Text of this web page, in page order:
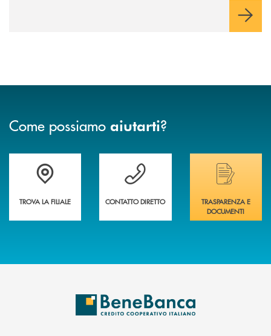
Come possiamo aiutarti?
Trova la filiale più vicina a te&nbsp;
TROVA LA FILIALE
Hai bisogno di assistenza immediata?
CONTATTO DIRETTO
Hai bisogno di
TRASPARENZA E
DOCUMENTI